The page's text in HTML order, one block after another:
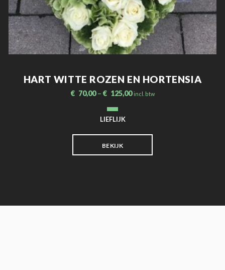
HART WITTE ROZEN EN HORTENSIA
€ 70,00– € 125,00 incl. btw
LIEFLIJK
BEKIJK